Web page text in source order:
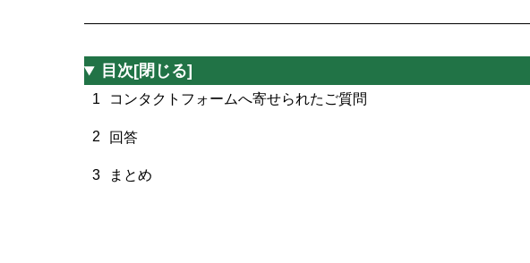
目次 [閉じる]
1 コンタクトフォームへ寄せられたご質問
2 回答
3 まとめ